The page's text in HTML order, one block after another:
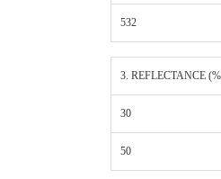
532
3. REFLECTANCE
30
50